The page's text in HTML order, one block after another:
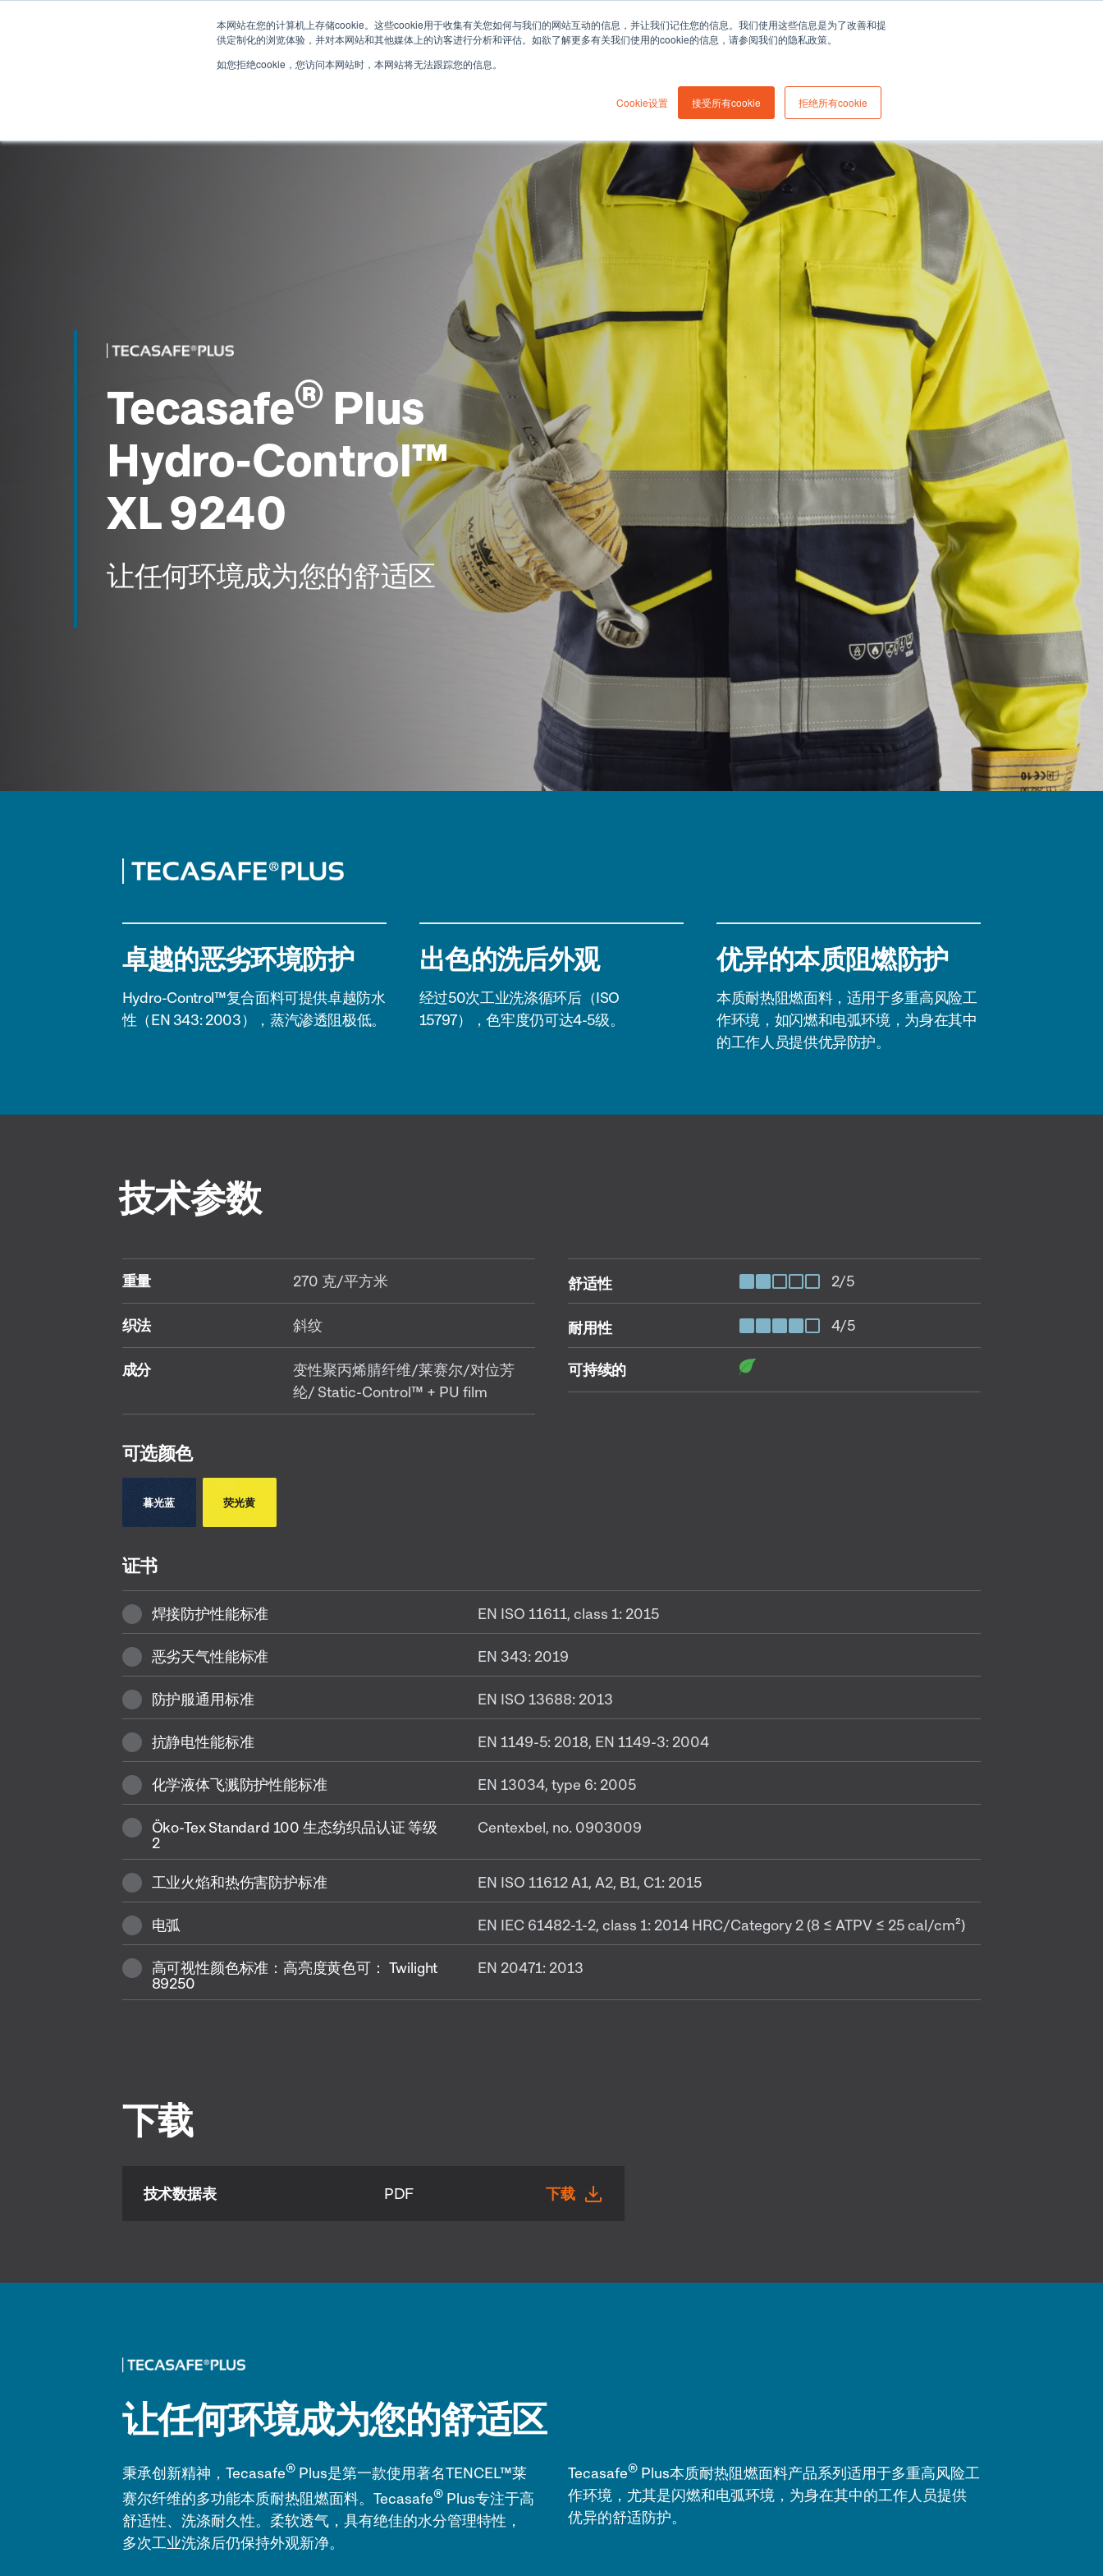
本网站在您的计算机上存储cookie。这些cookie用于收集有关您如何与我们的网站互动的信息，并让我们记住您的信息。我们使用这些信息是为了改善和提
供定制化的浏览体验，并对本网站和其他媒体上的访客进行分析和评估。如欲了解更多有关我们使用的cookie的信息，请参阅我们的隐私政策。
如您拒绝cookie，您访问本网站时，本网站将无法跟踪您的信息。
Cookie设置 接受所有cookie 拒绝所有cookie
职业发展 常见问答
解决方案 最新资讯 博客
Tecasafe® Plus
Hydro-Control™
XL 9240
让任何环境成为您的舒适区
卓越的恶劣环境防护
Hydro-Control™复合面料可提供卓越防水
性（EN 343: 2003），蒸汽渗透阻极低。
出色的洗后外观
经过50次工业洗涤循环后（ISO
15797），色牢度仍可达4-5级。
优异的本质阻燃防护
本质耐热阻燃面料，适用于多重高风险工
作环境，如闪燃和电弧环境，为身在其中
的工作人员提供优异防护。
技术参数
重量 270 克/平方米
织法 斜纹
成分
变性聚丙烯腈纤维/莱赛尔/对位芳
纶/ Static-Control™ + PU film
舒适性 2/5
耐用性 4/5
可持续的
可选颜色
暮光蓝 荧光黄
证书
焊接防护性能标准 EN ISO 11611, class 1: 2015
恶劣天气性能标准 EN 343: 2019
防护服通用标准 EN ISO 13688: 2013
抗静电性能标准 EN 1149-5: 2018, EN 1149-3: 2004
化学液体飞溅防护性能标准 EN 13034, type 6: 2005
Öko-Tex Standard 100 生态纺织品认证 等级
2
Centexbel, no. 0903009
工业火焰和热伤害防护标准 EN ISO 11612 A1, A2, B1, C1: 2015
电弧 EN IEC 61482-1-2, class 1: 2014 HRC/Category 2 (8 ≤ ATPV ≤ 25 cal/cm²)
高可视性颜色标准：高亮度黄色可： Twilight
89250
EN 20471: 2013
下载
技术数据表 PDF 下载
让任何环境成为您的舒适区
秉承创新精神，Tecasafe®Plus是第一款使用著名TENCEL™莱
赛尔纤维的多功能本质耐热阻燃面料。Tecasafe®Plus专注于高
舒适性、洗涤耐久性。柔软透气，具有绝佳的水分管理特性，
多次工业洗涤后仍保持外观新净。
Tecasafe®Plus本质耐热阻燃面料产品系列适用于多重高风险工
作环境，尤其是闪燃和电弧环境，为身在其中的工作人员提供
优异的舒适防护。